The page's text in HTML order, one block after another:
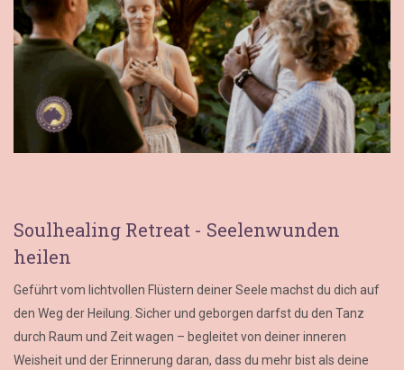
Soulhealing Retreat - Seelenwunden
heilen
Geführt vom lichtvollen Flüstern deiner Seele machst du dich auf
den Weg der Heilung. Sicher und geborgen darfst du den Tanz
durch Raum und Zeit wagen – begleitet von deiner inneren
Weisheit und der Erinnerung daran, dass du mehr bist als deine